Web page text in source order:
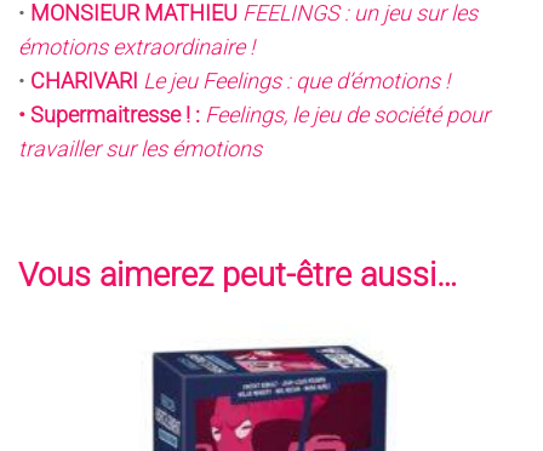
• MONSIEUR MATHIEU FEELINGS : un jeu sur les
émotions extraordinaire !
• CHARIVARI Le jeu Feelings : que d’émotions !
• Supermaitresse ! : Feelings, le jeu de société pour
travailler sur les émotions
Vous aimerez peut-être aussi…